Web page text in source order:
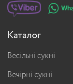
Каталог
Весільні сукні
Вечірні сукні